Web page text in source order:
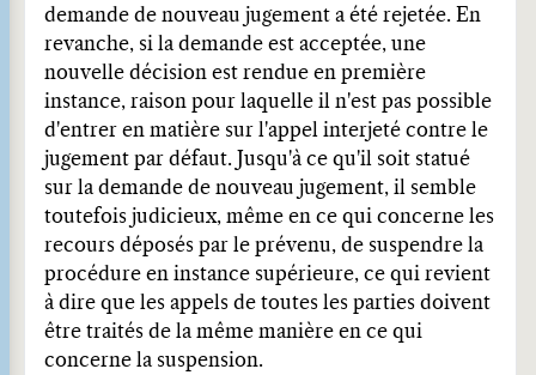
demande de nouveau jugement a été rejetée. En
revanche, si la demande est acceptée, une
nouvelle décision est rendue en première
instance, raison pour laquelle il n'est pas possible
d'entrer en matière sur l'appel interjeté contre le
jugement par défaut. Jusqu'à ce qu'il soit statué
sur la demande de nouveau jugement, il semble
toutefois judicieux, même en ce qui concerne les
recours déposés par le prévenu, de suspendre la
procédure en instance supérieure, ce qui revient
à dire que les appels de toutes les parties doivent
être traités de la même manière en ce qui
concerne la suspension.